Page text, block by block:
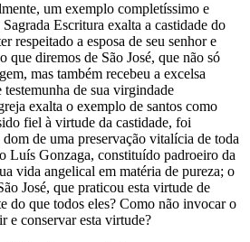
um exemplo completíssimo e
Escritura exalta a castidade do
respeitado a esposa de seu senhor e
que diremos de São José, que não só
mas também recebeu a excelsa
testemunha de sua virgindade
exalta o exemplo de santos como
fiel à virtude da castidade, foi
de uma preservação vitalícia de toda
Luís Gonzaga, constituído padroeiro da
vida angelical em matéria de pureza; o
José, que praticou esta virtude de
do que todos eles? Como não invocar o
e conservar esta virtude?